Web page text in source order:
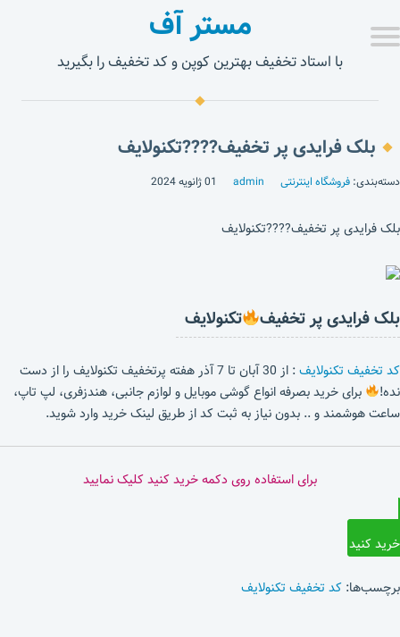
مستر آف
با استاد تخفیف بهترین کوپن و کد تخفیف را بگیرید
بلک فرایدی پر تخفیف????تکنولایف
دسته‌بندی: فروشگاه اینترنتی admin 01 ژانویه 2024
بلک فرایدی پر تخفیف????تکنولایف
بلک فرایدی پر تخفیف تکنولایف
کد تخفیف تکنولایف
: از 30 آبان تا 7 آذر هفته پرتخفیف تکنولایف را از دست
نده!
برای خرید بصرفه انواع گوشی موبایل و لوازم جانبی، هندزفری، لپ تاپ،
ساعت هوشمند و .. بدون نیاز به ثبت کد از طریق لینک خرید وارد شوید.
برای استفاده روی دکمه خرید کنید کلیک نمایید
خرید کنید
برچسب‌ها: کد تخفیف تکنولایف